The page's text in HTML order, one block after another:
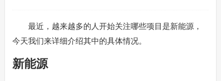
最近，越来越多的人开始关注哪些项目是新能源，
今天我们来详细介绍其中的具体情况。
新能源